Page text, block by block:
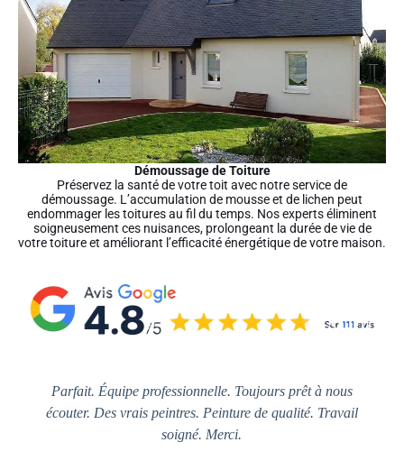
Démoussage de Toiture
Préservez la santé de votre toit avec notre service de
démoussage. L’accumulation de mousse et de lichen peut
endommager les toitures au fil du temps. Nos experts éliminent
soigneusement ces nuisances, prolongeant la durée de vie de
votre toiture et améliorant l’efficacité énergétique de votre maison.
Parfait. Équipe professionnelle. Toujours prêt à nous
écouter. Des vrais peintres. Peinture de qualité. Travail
soigné. Merci.